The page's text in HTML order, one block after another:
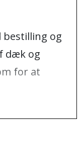
bestilling og
dæk og
for at